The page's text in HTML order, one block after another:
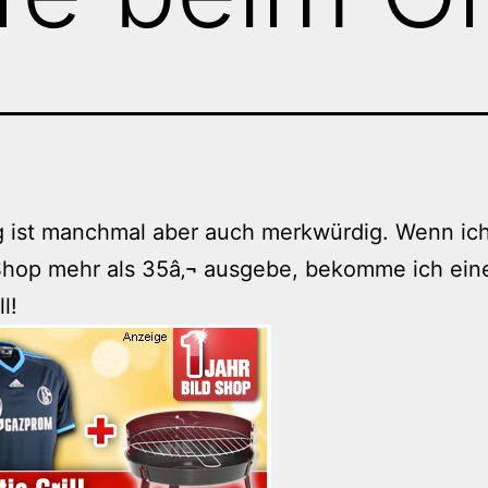
ist manchmal aber auch merkwürdig. Wenn
mehr als 35â‚¬ ausgebe, bekomme ich